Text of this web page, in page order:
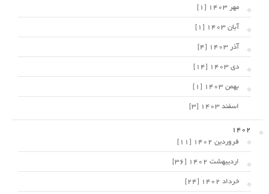
مهر 1403 [1]
آبان 1403 [1]
آذر 1403 [4]
دی 1403 [14]
بهمن 1403 [1]
اسفند 1403 [3]
1402
فروردین 1402 [11]
اردیبهشت 1402 [36]
خرداد 1402 [24]